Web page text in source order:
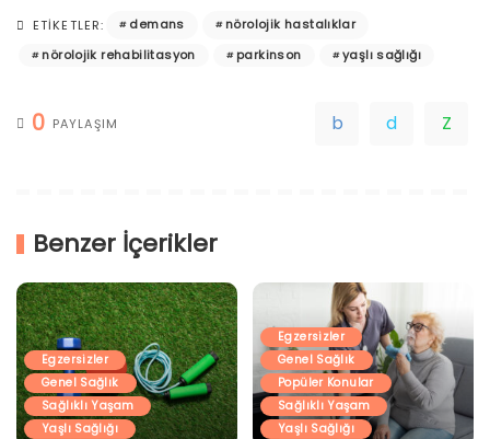
ETIKETLER: demans
nörolojik hastalıklar
nörolojik rehabilitasyon
parkinson yaşlı sağlığı
0 PAYLAŞIM
Benzer İçerikler
Egzersizler
Genel Sağlık
Sağlıklı Yaşam
Yaşlı Sağlığı
Egzersizler
Genel Sağlık
Popüler Konular
Sağlıklı Yaşam
Yaşlı Sağlığı